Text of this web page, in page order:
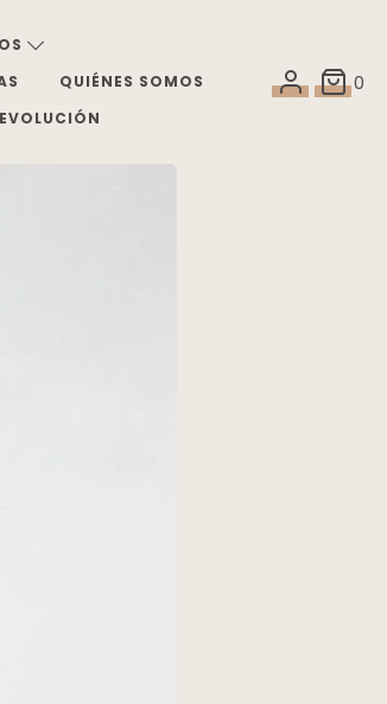
QUIÉNES SOMOS
0